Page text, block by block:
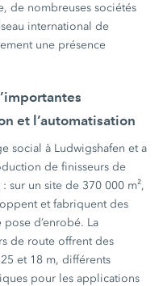
de nombreuses sociétés
international de
une présence
et l’automatisation
social à Ludwigshafen et a
de finisseurs de
sur un site de 370 000 m²,
et fabriquent des
d’enrobé. La
de route offrent des
et 18 m, différents
pour les applications